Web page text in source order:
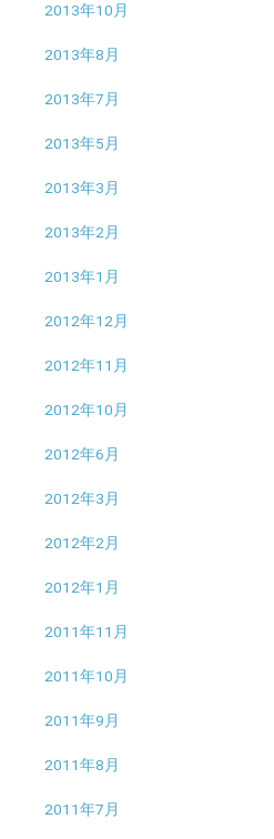
2013年10月
2013年8月
2013年7月
2013年5月
2013年3月
2013年2月
2013年1月
2012年12月
2012年11月
2012年10月
2012年6月
2012年3月
2012年2月
2012年1月
2011年11月
2011年10月
2011年9月
2011年8月
2011年7月